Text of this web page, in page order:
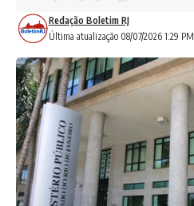
Última atualização 08/07/2026 1:29 PM
Redação Boletim RJ